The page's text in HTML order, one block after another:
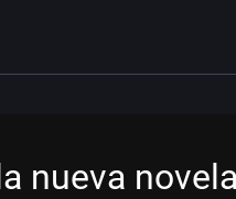
nueva